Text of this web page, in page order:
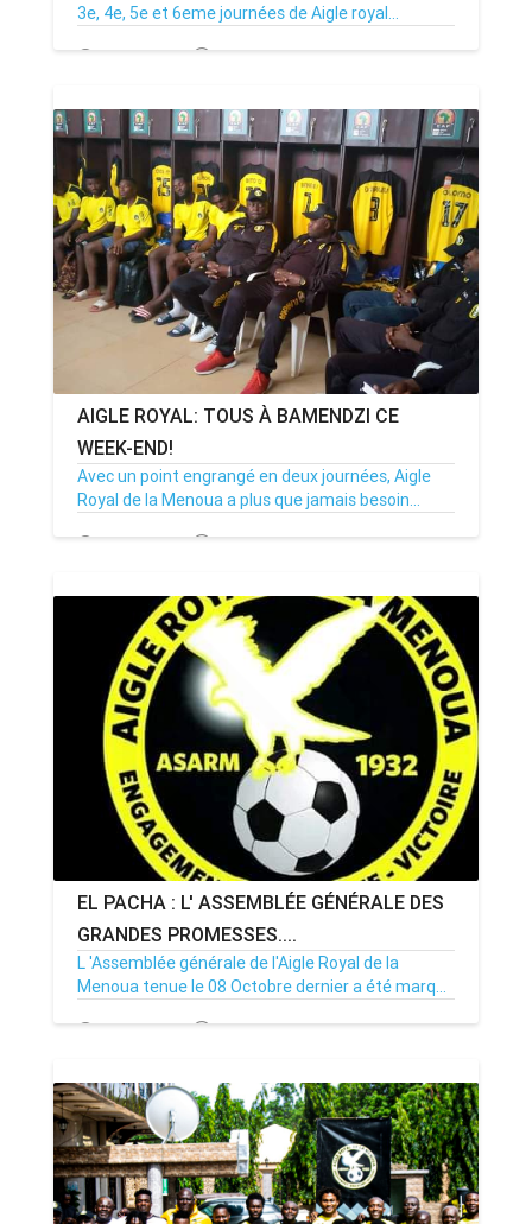
3e, 4e, 5e et 6eme journées de Aigle royal...
27/10/22 Par MenouActu 0
AIGLE ROYAL: TOUS À BAMENDZI CE
WEEK-END!
Avec un point engrangé en deux journées, Aigle
Royal de la Menoua a plus que jamais besoin...
26/10/22 Par MenouActu 0
EL PACHA : L' ASSEMBLÉE GÉNÉRALE DES
GRANDES PROMESSES....
L 'Assemblée générale de l'Aigle Royal de la
Menoua tenue le 08 Octobre dernier a été marq...
14/10/22 Par MenouActu 0